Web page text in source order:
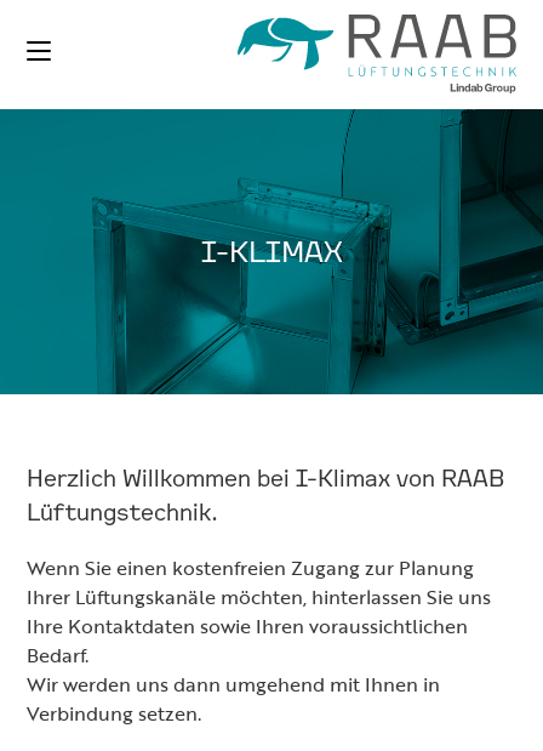
Zum
springen
I-KLIMAX
Herzlich Willkommen bei I-Klimax von RAAB
Lüftungstechnik.
Wenn Sie einen kostenfreien Zugang zur Planung
Ihrer Lüftungskanäle möchten, hinterlassen Sie uns
Ihre Kontaktdaten sowie Ihren voraussichtlichen
Bedarf.
Wir werden uns dann umgehend mit Ihnen in
Verbindung setzen.